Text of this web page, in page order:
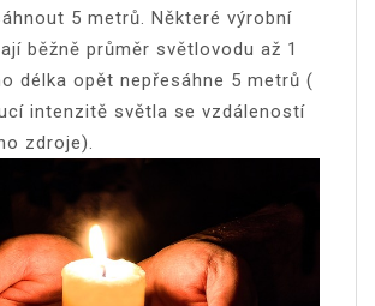
5 metrů. Některé výrobní
běžně průměr světlovodu až 1
délka opět nepřesáhne 5 metrů (
intenzitě světla se vzdáleností
zdroje).